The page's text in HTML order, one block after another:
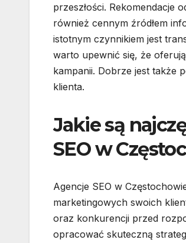
przeszłości. Rekomendacje
również cennym źródłem
istotnym czynnikiem jest
warto upewnić się, że
kampanii. Dobrze jest także
klienta.
Jakie są
SEO w
Agencje SEO w
marketingowych swoich
oraz konkurencji przed
opracować skuteczną